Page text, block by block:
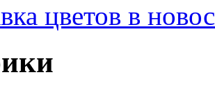
цветов в